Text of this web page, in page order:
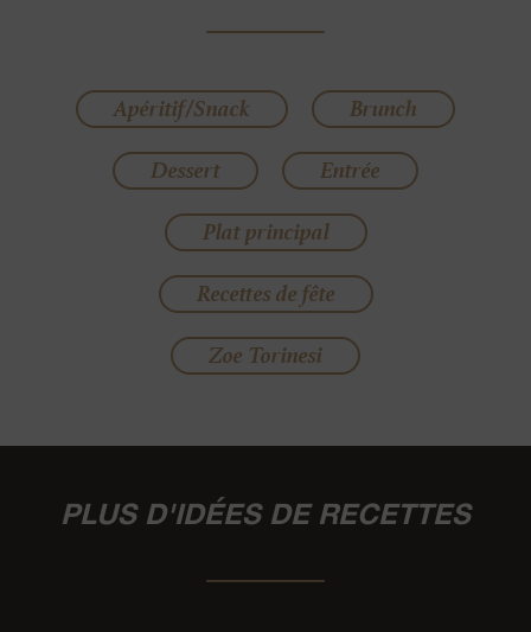
Apéritif/Snack
Brunch
Dessert
Entrée
Plat principal
Recettes de fête
Zoe Torinesi
PLUS D'IDÉES DE RECETTES